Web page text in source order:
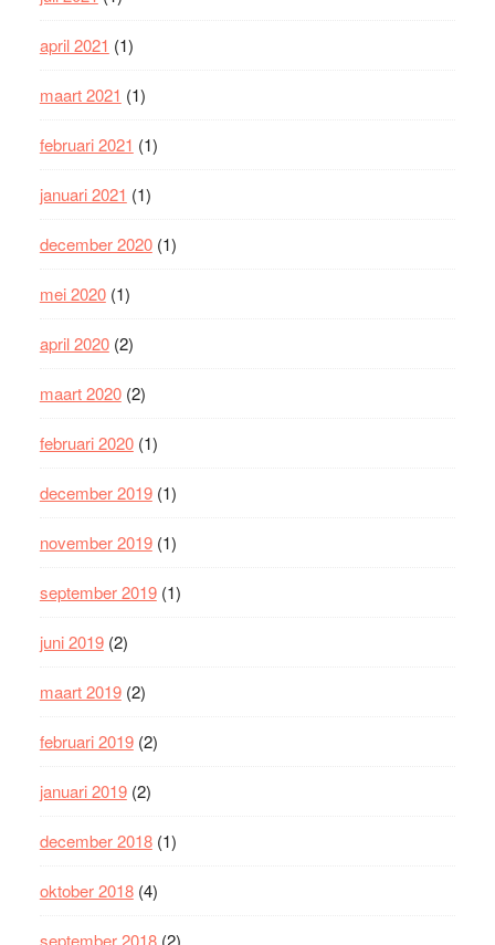
april 2021 (1)
maart 2021 (1)
februari 2021 (1)
januari 2021 (1)
december 2020(1)
mei 2020(1)
april 2020(2)
maart 2020(2)
februari 2020(1)
december 2019(1)
november 2019(1)
september 2019(1)
juni 2019(2)
maart 2019(2)
februari 2019(2)
januari 2019(2)
december 2018(1)
oktober 2018(4)
september 2018(2)